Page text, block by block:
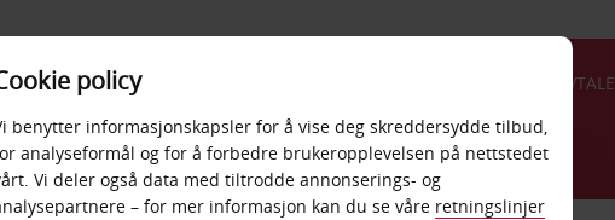
PRODUKTER BEDRIFTSAVTALE
policy
benytter informasjonskapsler for å vise deg skreddersydde tilbud,
analyseformål og for å forbedre brukeropplevelsen på nettstedet
Vi deler også data med tiltrodde annonserings- og
– for mer informasjon kan du se våre retningslinjer